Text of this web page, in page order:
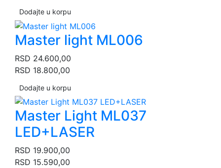
Dodajte u korpu
Master light ML006
RSD 24.600,00
RSD 18.800,00
Dodajte u korpu
Master Light ML037
LED+LASER
RSD 19.900,00
RSD 15.590,00